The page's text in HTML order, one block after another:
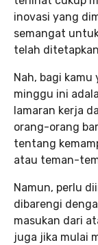
inovasi yang
semangat
telah
Nah, bagi
minggu ini
lamaran kerja
orang-orang
tentang
atau teman-
Namun, perlu
dibarengi
masukan dari
juga jika mulai